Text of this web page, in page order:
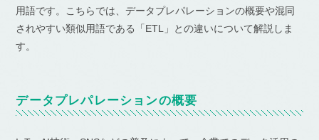
用語です。こちらでは、データプレパレーションの概要や混同
されやすい類似用語である「ETL」との違いについて解説しま
す。
データプレパレーションの概要